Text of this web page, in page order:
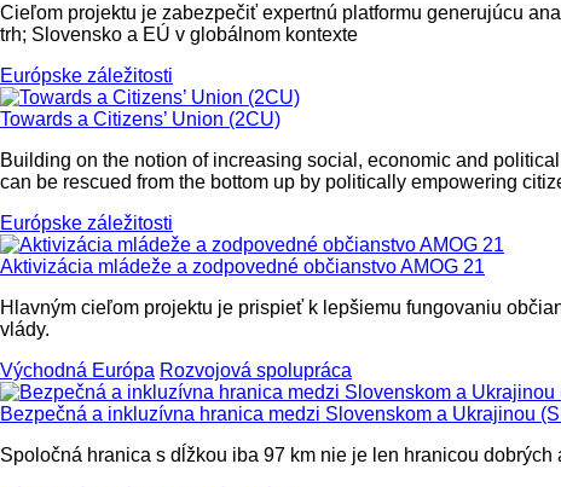
Cieľom projektu je zabezpečiť expertnú platformu generujúcu
trh; Slovensko a EÚ v globálnom kontexte
Európske záležitosti
Towards a Citizens’ Union (2CU)
Building on the notion of increasing social, economic and
can be rescued from the bottom up by politically empowering
Európske záležitosti
Aktivizácia mládeže a zodpovedné občianstvo AMOG 21
Hlavným cieľom projektu je prispieť k lepšiemu fungovaniu
vlády.
Východná Európa Rozvojová spolupráca
Bezpečná a inkluzívna hranica medzi Slovenskom a Ukrajinou
Spoločná hranica s dĺžkou iba 97 km nie je len hranicou